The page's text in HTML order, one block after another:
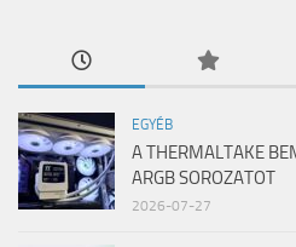
EGYÉB
A THERMALTAKE
ARGB SOROZATOT
2026-07-27